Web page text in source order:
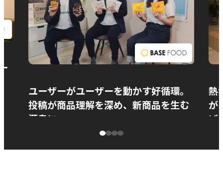
ユーザーがユーザーを動かす好循環。
投稿が商品理解を深め、新商品を生む
源泉に
熱
が
ぱ